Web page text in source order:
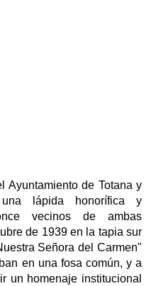
Ayuntamiento de Totana y
lápida honorífica y
vecinos de ambas
de 1939 en la tapia sur
Señora del Carmen"
en una fosa común, y a
un homenaje institucional